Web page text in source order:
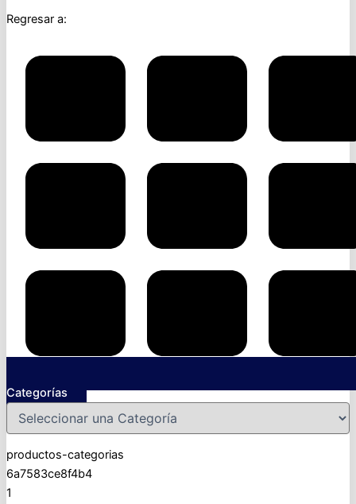
Regresar a:
Categorías
productos-categorias
6a7583ce8f4b4
1